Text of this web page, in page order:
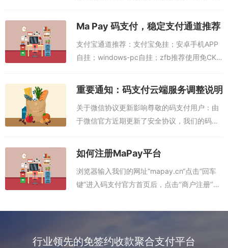
前，令人期待的新通道 apad 云端已完成更新
上线，为您解锁支付新方式。新通道 apad 云
Ma Pay 码支付，稳定支付通道推荐
支付宝通道推荐：支付宝免挂；安卓手机APP
自挂；windows-pc自挂；zfb推荐使用免CK
以上通道均稳定运行！（支付宝请关闭收款自
动到余额宝，否则支付不进行...
重要通知：码支付云端服务调整说明
关于微信协议更新影响尊敬的码支付用户：由
于微信官方近期更新了安全协议，我们的码支
用。技术团队正在全力进行适配修复工作，给
您带来的不便，我们深表歉意。当前可用...
如何注册MaPay平台
浏览器输入我们的网址”mapay.cn“点击“回车
键”进入码支付官方首页后，点击‘’商户注册‘’填
值余额，注册成功后可在用户中心中查看余额
行业领先的免签约收款聚合支付平台